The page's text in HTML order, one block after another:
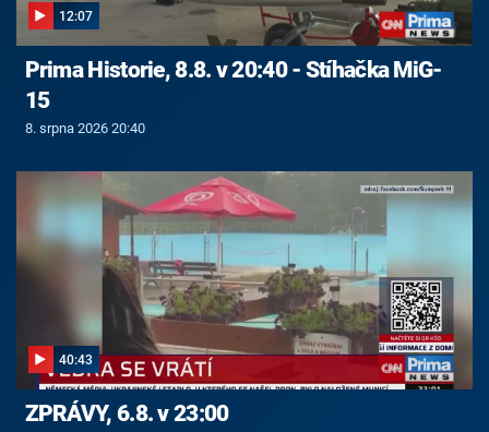
12:07
Prima Historie, 8.8. v 20:40 - Stíhačka MiG-
15
8. srpna 2026 20:40
40:43
ZPRÁVY, 6.8. v 23:00